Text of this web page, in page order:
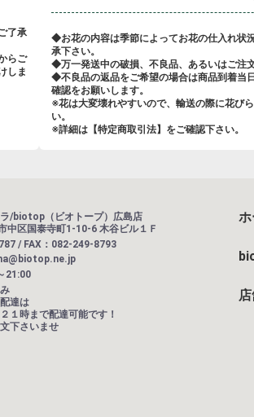
了承
らご
しま
◆お花の内容は季節によってお花の仕入れ状
承下さい。
◆万一発送中の破損、不良品、あるいはご注
◆不良品の返品をご希望の場合は商品到着当
確認をお願いします。
※花は大変壊れやすいので、輸送の際に花び
い。
※詳細は【特定商取引法】をご確認下さい。
/biotop（ビオトープ）広島店
中区国泰寺町1-10-6 木谷ビル１Ｆ
/ FAX：082-249-8793
21:00
達は
１時まで配達可能です！
下さいませ